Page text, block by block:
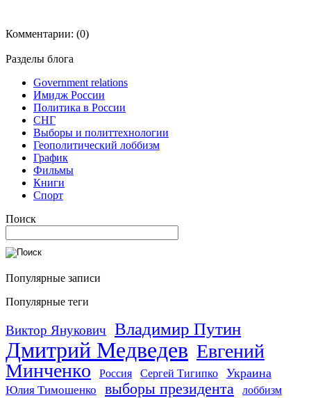
Комментарии: (0)
Разделы блога
Government relations
Имидж России
Политика в России
СНГ
Выборы и политтехнологии
Геополитический лоббизм
График
Фильмы
Книги
Спорт
Поиск
Популярные записи
Популярные теги
Виктор Янукович Владимир Путин
Дмитрий Медведев Евгений
Минченко
Россия Сергей Тигипко Украина
Юлия Тимошенко выборы президента лоббизм